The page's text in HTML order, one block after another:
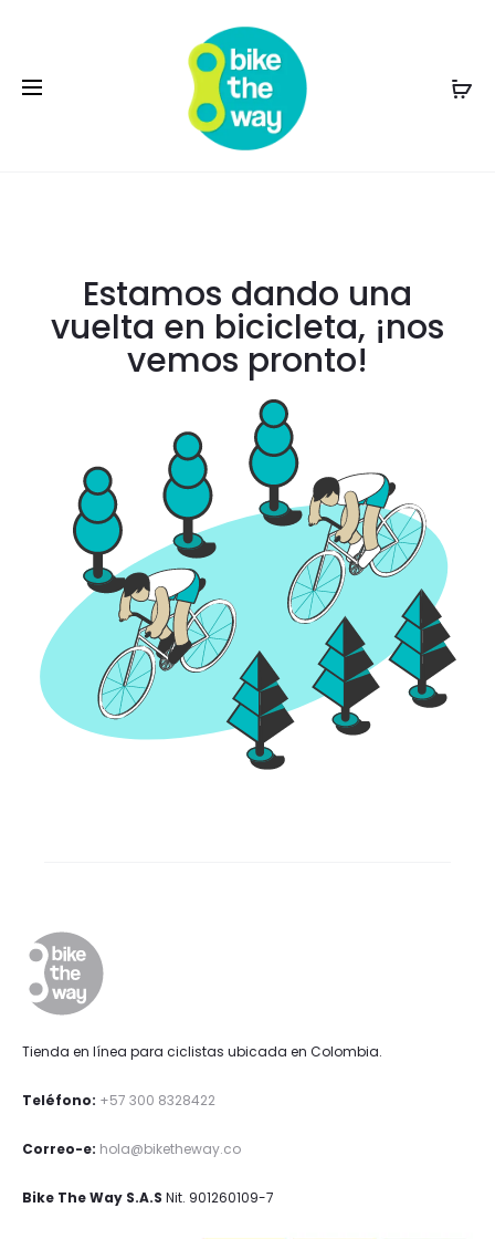
Estamos dando una
vuelta en bicicleta, ¡nos
vemos pronto!
Tienda en línea para ciclistas ubicada en Colombia.
Teléfono: +57 300 8328422
Correo-e: hola@biketheway.co
Bike The Way S.A.S Nit. 901260109-7